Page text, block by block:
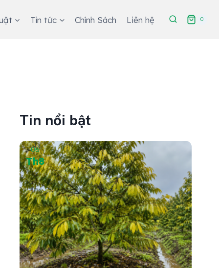
Tin tức Chính Sách Liên hệ 0
Tin nổi bật
06
Th8